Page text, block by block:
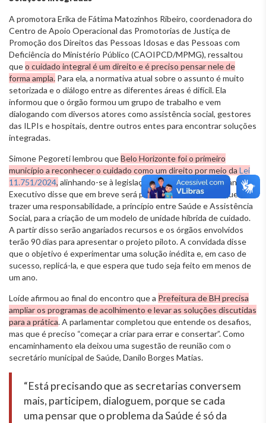
A promotora Erika de Fátima Matozinhos Ribeiro, coordenadora do
Centro de Apoio Operacional das Promotorias de Justiça de
Promoção dos Direitos das Pessoas Idosas e das Pessoas com
Deficiência do Ministério Público (CAOIPCD/MPMG), ressaltou
queo cuidado integral é um direito e é preciso pensar nele de
forma ampla. Para ela, a normativa atual sobre o assunto é muito
setorizada e o diálogo entre as diferentes áreas é difícil. Ela
informou que o órgão formou um grupo de trabalho e vem
dialogando com diversos atores como assistência social, gestores
das ILPIs e hospitais, dentre outros entes para encontrar soluções
integradas.
Simone Pegoreti lembrou queBelo Horizonte foi o primeiro
município a reconhecer o cuidado como um direito por meio da Lei
11.751/2024, alinhando-se à legislação federal. A representante do
Executivo disse que em breve será publicada uma portaria que vai
trazer uma responsabilidade, a princípio entre Saúde e Assistência
Social, para a criação de um modelo de unidade híbrida de cuidado.
A partir disso serão angariados recursos e os órgãos envolvidos
terão 90 dias para apresentar o projeto piloto. A convidada disse
que o objetivo é experimentar uma solução inédita e, em caso de
sucesso, replicá-la, e que espera que tudo seja feito em menos de
um ano.
Loíde afirmou ao final do encontro que a Prefeitura de BH precisa
ampliar os programas de acolhimento e levar as soluções discutidas
para a prática. A parlamentar completou que entende os desafios,
mas que é preciso “começar a criar para errar e consertar”. Como
encaminhamento ela deixou uma sugestão de reunião com o
secretário municipal de Saúde, Danilo Borges Matias.
“Está precisando que as secretarias conversem
mais, participem, dialoguem, porque se cada
uma pensar que o problema da Saúde é só da